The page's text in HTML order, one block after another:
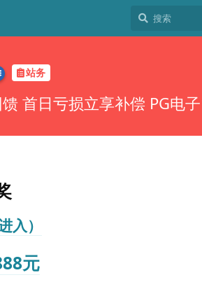
站务
首日亏损立享补偿 PG电
入）
元